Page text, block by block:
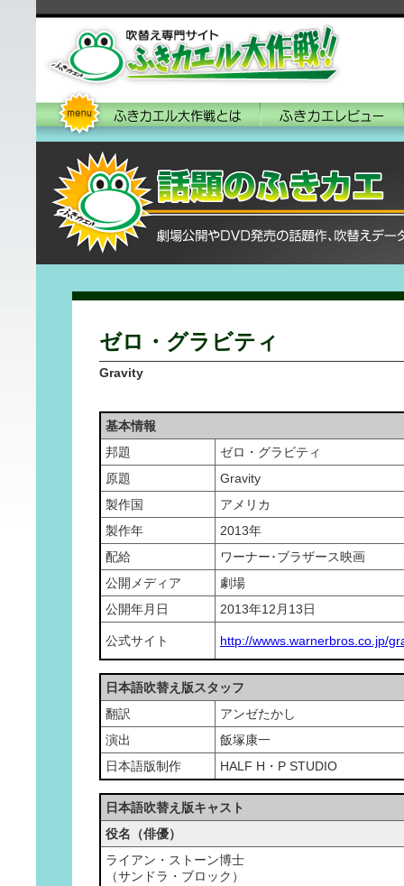
ゼロ・グラビティ
Gravity
基本情報
邦題
ゼロ・グラビティ
原題
Gravity
製作国
アメリカ
製作年
2013年
配給
ワーナー･ブラザース映画
公開メディア
劇場
公開年月日
2013年12月13日
公式サイト http://wwws.warnerbros.co.jp/
日本語吹替え版スタッフ
翻訳
アンゼたかし
演出
飯塚康一
日本語版制作
HALF H・P STUDIO
日本語吹替え版キャスト
役名（俳優）
ライアン・ストーン博士
（サンドラ・ブロック）